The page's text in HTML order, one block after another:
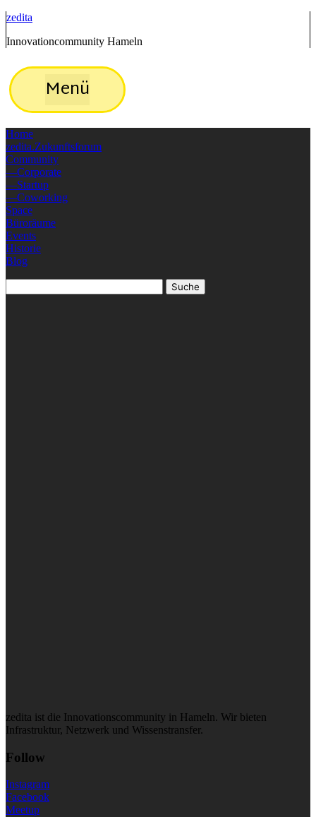
zedita
Innovationcommunity Hameln
Menü
Home
zedita.Zukunftsforum
Community
Corporate
Startup
Coworking
Space
Büroräume
Events
Historie
Blog
zedita ist die Innovationscommunity in Hameln. Wir bieten
Infrastruktur, Netzwerk und Wissenstransfer.
Follow
Instagram
Facebook
Meetup